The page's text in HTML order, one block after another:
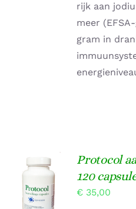
rijk aan
meer
gram in
TOEVOEGEN
WINKELWAGEN
/
Protocol
120
€ 35,00